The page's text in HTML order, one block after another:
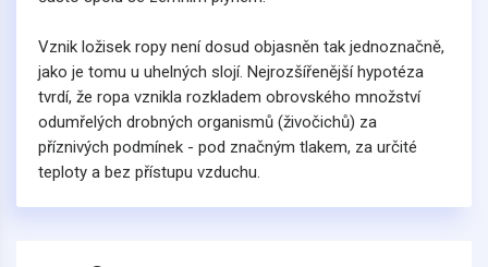
Vznik ložisek ropy není dosud objasněn tak jednoznačně,
jako je tomu u uhelných slojí. Nejrozšířenější hypotéza
tvrdí, že ropa vznikla rozkladem obrovského množství
odumřelých drobných organismů (živočichů) za
příznivých podmínek - pod značným tlakem, za určité
teploty a bez přístupu vzduchu.